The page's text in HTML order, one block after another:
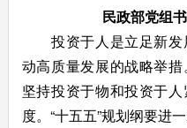
民政部党组
投资于人是立足新发
动高质量发展的战略举
坚持投资于物和投资于
度。“十五五”规划纲要进